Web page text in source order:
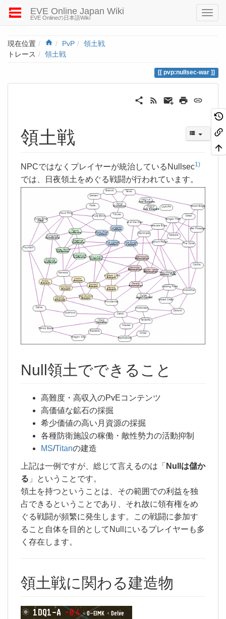
EVE Online Japan Wiki
EVE Onlineの日本語Wiki
現在位置 Home
PvP
領土戦
トレース
領土戦
pvp:nullsec-war
領土戦
NPCではなくプレイヤーが統治しているNullsec1)
では、日夜領土をめぐる戦闘が行われています。
Null領土でできること
高難度・高収入のPvEコンテンツ
高価値な鉱石の採掘
希少価値の高い月資源の採掘
各種防衛施設の稼働・敵性勢力の活動抑制
MS/Titanの建造
上記は一例ですが、総じて言えるのは「 Nullは儲か
る 」ということです。
領土を持つということは、その範囲での利益を独
占できるということであり、それ故に領有権をめ
ぐる戦闘が頻繁に発生します。この戦闘に参加す
ること自体を目的としてNullにいるプレイヤーも多
く存在します。
領土戦に関わる建造物